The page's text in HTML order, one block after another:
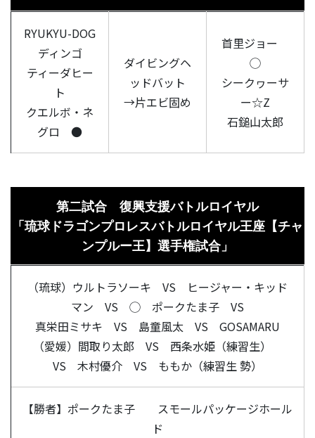
RYUKYU-DOG
ディンゴ
ティーダヒー
ト
クエルボ・ネ
グロ ●
ダイビングヘ
ッドバット
→片エビ固め
首里ジョー
◯
シークヮーサ
ー☆Z
石鎚山太郎
第二試合 復興支援バトルロイヤル
「琉球ドラゴンプロレスバトルロイヤル王座【チャ
ンプルー王】選手権試合」
（琉球）ウルトラソーキ VS ヒージャー・キッド
マン VS ◯ ポークたま子 VS
真栄田ミサキ VS 島童風太 VS GOSAMARU
（愛媛）間取り太郎 VS 西条水姫（練習生）
VS 木村優介 VS ももか（練習生 勢）
【勝者】ポークたま子 スモールパッケージホール
ド